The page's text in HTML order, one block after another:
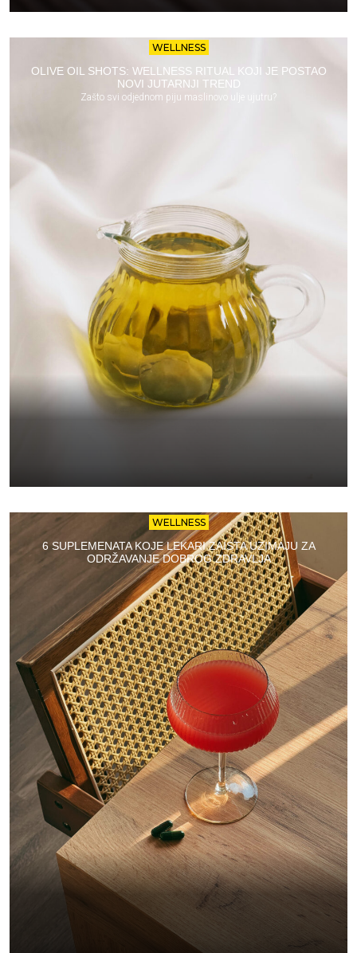
WELLNESS
OLIVE OIL SHOTS: WELLNESS RITUAL KOJI JE POSTAO
NOVI JUTARNJI TREND
Zašto svi odjednom piju maslinovo ulje ujutru?
WELLNESS
6 SUPLEMENATA KOJE LEKARI ZAISTA UZIMAJU ZA
ODRŽAVANJE DOBROG ZDRAVLJA